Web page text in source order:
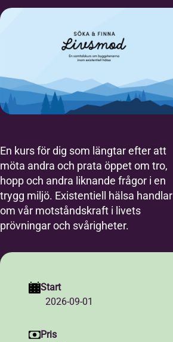
En kurs för dig som längtar efter att
möta andra och prata öppet om tro,
hopp och andra liknande frågor i en
trygg miljö. Existentiell hälsa handlar
om vår motståndskraft i livets
prövningar och svårigheter.
Start
2026-09-01
Pris